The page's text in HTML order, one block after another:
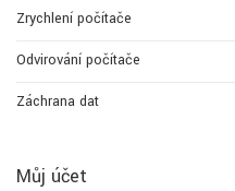
Zrychlení počítače
Odvirování počítače
Záchrana dat
Můj účet